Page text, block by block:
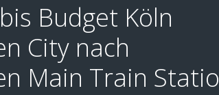
Budget Köln
City nach
Main Train